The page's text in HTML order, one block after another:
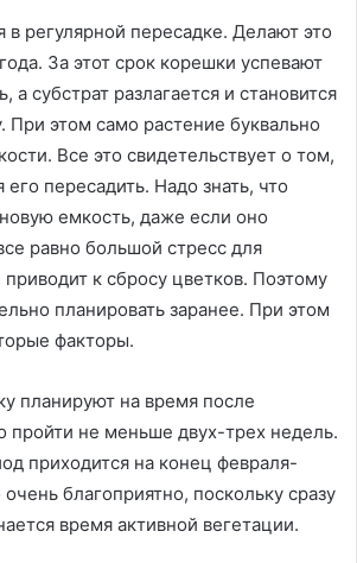
в регулярной пересадке. Делают это
За этот срок корешки успевают
а субстрат разлагается и становится
При этом само растение буквально
Все это свидетельствует о том,
пересадить. Надо знать, что
емкость, даже если оно
равно большой стресс для
к сбросу цветков. Поэтому
планировать заранее. При этом
факторы.
планируют на время после
пройти не меньше двух-трех недель.
приходится на конец февраля-
благоприятно, поскольку сразу
время активной вегетации.